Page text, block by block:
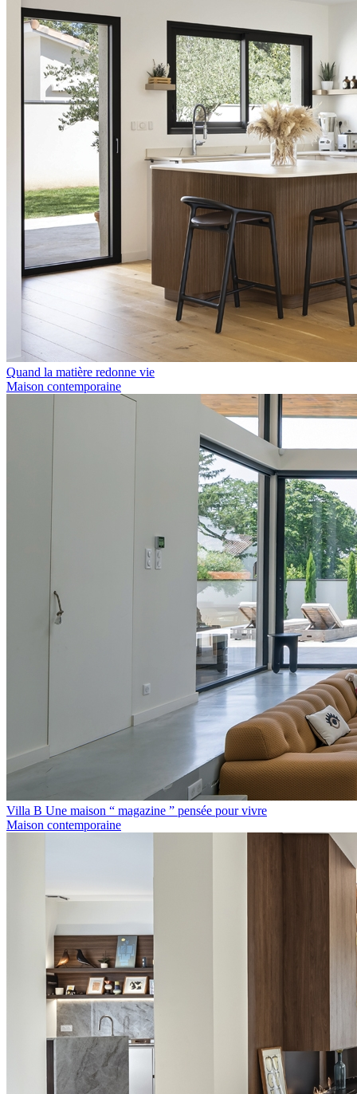
Quand la matière redonne vie
Maison contemporaine
Villa B Une maison “ magazine ” pensée pour vivre
Maison contemporaine